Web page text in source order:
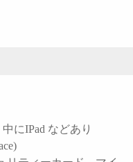
にIPad などあり